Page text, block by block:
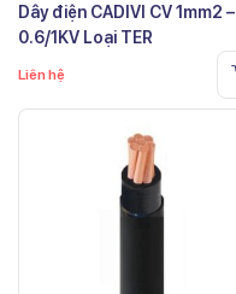
Dây điện CADIVI CV 1mm2 –
0.6/1KV Loại TER
Liên hệ